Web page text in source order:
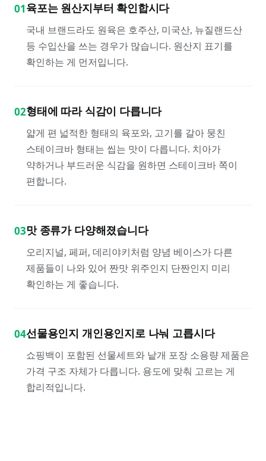
01육포는 원산지부터 확인합시다
국내 브랜드라도 원육은 호주산, 미국산, 뉴질랜드산
등 수입산을 쓰는 경우가 많습니다. 원산지 표기를
확인하는 게 먼저입니다.
02형태에 따라 식감이 다릅니다
얇게 편 넓적한 형태의 육포와, 고기를 갈아 뭉친
스테이크바 형태는 씹는 맛이 다릅니다. 치아가
약하거나 부드러운 식감을 원하면 스테이크바 쪽이
편합니다.
03맛 종류가 다양해졌습니다
오리지널, 페퍼, 데리야키처럼 양념 베이스가 다른
제품들이 나와 있어 짠맛 위주인지 단짠인지 미리
확인하는 게 좋습니다.
04선물용인지 개인용인지로 나눠 고릅시다
쇼핑백이 포함된 선물세트와 낱개 포장 소용량 제품은
가격 구조 자체가 다릅니다. 용도에 맞춰 고르는 게
합리적입니다.